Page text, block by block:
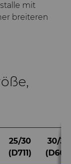
mit
breiteren
25/30
(D711)
30/35
(D601)